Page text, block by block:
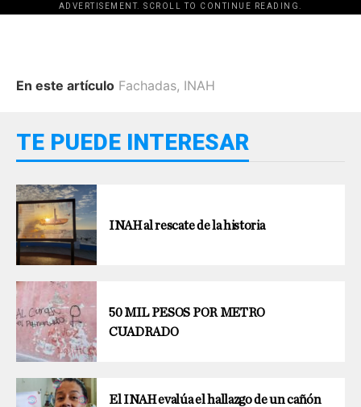
ADVERTISEMENT. SCROLL TO CONTINUE READING.
En este artículo Fachadas, INAH
TE PUEDE INTERESAR
INAH al rescate de la historia
50 MIL PESOS POR METRO
CUADRADO
El INAH evalúa el hallazgo de un cañón